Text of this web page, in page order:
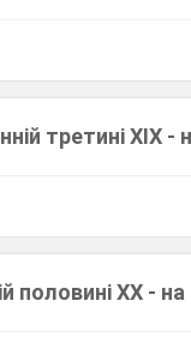
третині ХІХ -
половині ХХ -